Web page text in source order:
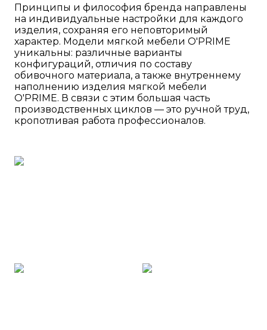
Принципы и философия бренда направлены
на индивидуальные настройки для каждого
изделия, сохраняя его неповторимый
характер. Модели мягкой мебели O'PRIME
уникальны: различные варианты
конфигураций, отличия по составу
обивочного материала, а также внутреннему
наполнению изделия мягкой мебели
O'PRIME. В связи с этим большая часть
производственных циклов — это ручной труд,
кропотливая работа профессионалов.